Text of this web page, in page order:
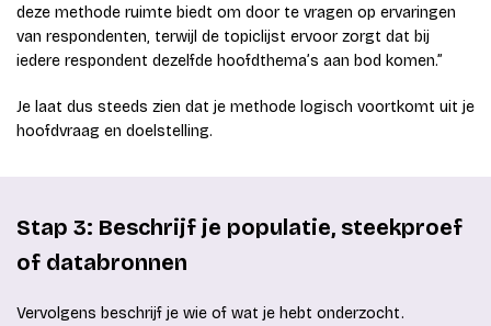
deze methode ruimte biedt om door te vragen op ervaringen
van respondenten, terwijl de topiclijst ervoor zorgt dat bij
iedere respondent dezelfde hoofdthema’s aan bod komen.”
Je laat dus steeds zien dat je methode logisch voortkomt uit je
hoofdvraag en doelstelling.
Stap 3: Beschrijf je populatie, steekproef
of databronnen
Vervolgens beschrijf je wie of wat je hebt onderzocht.